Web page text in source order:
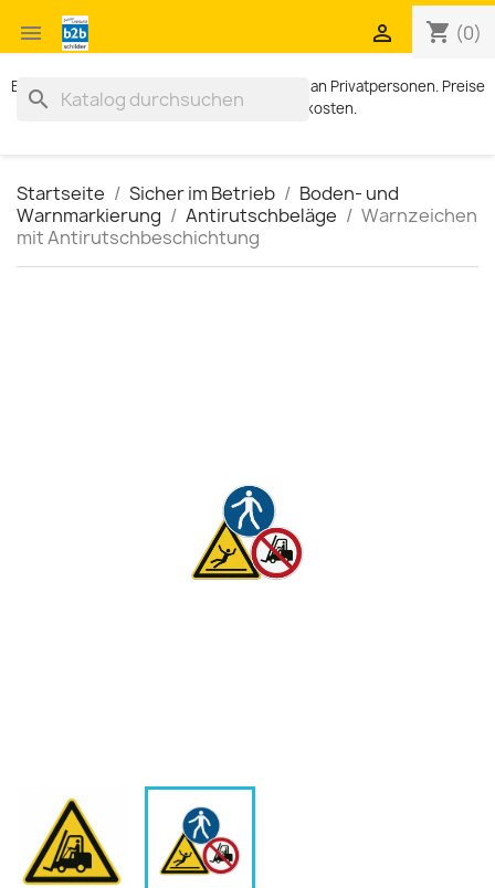
 shopping_cart (0)

Exklusiv für Geschäftskunden. Kein Verkauf an Privatpersonen. Preise
zzgl. MWST und Versandkosten.
search
Startseite Sicher im Betrieb
Boden- und
Warnmarkierung
Antirutschbeläge
Warnzeichen
mit Antirutschbeschichtung